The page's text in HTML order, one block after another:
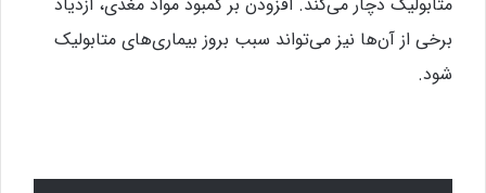
برخی از آن‌ها نیز می‌تواند سبب بروز بیماری‌های متابولیک
شود.